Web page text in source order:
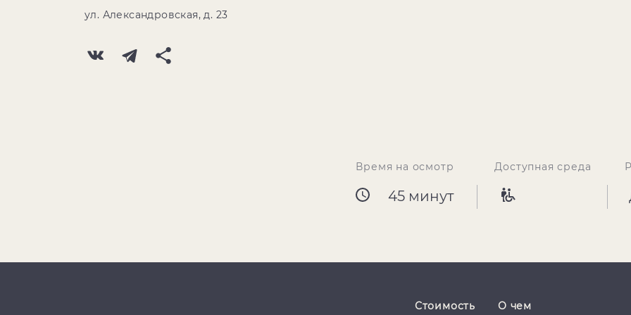
ул. Александровская, д. 23
Время на осмотр
45 минут
Доступная среда
Стоимость О чем